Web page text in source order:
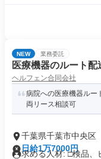
NEW 業務委託
医療機器のルート
ヘルフェン合同会社
病院への医療機器ルー
両リース相談可
千葉県千葉市中央区
日給1万7000円
求める人材: □検品、